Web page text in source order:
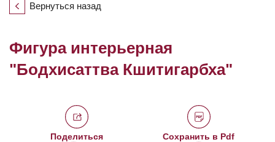
Вернуться назад
Фигура интерьерная
"Бодхисаттва Кшитигарбха"
Поделиться Сохранить в Pdf